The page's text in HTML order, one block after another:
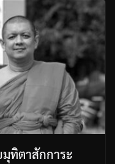
ทิตาสักการะ